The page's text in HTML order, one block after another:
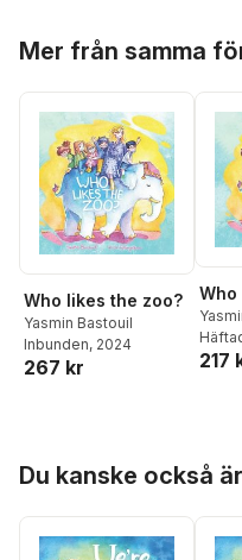
Mer från samma
Who likes the zoo?
Yasmin Bastouil
Inbunden, 2024
267 kr
Who
217
Du kanske också